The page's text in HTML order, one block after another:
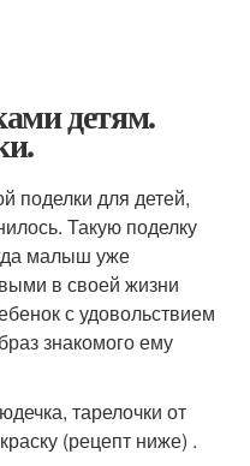
детям.
поделки для детей,
Такую поделку
малыш уже
в своей жизни
с удовольствием
знакомого ему
тарелочки от
(рецепт ниже) .